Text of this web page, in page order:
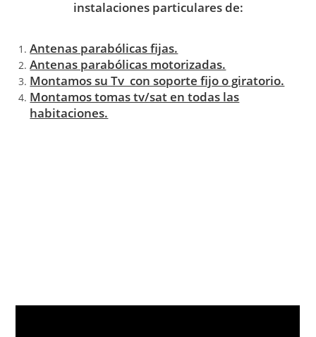
instalaciones particulares de:
Antenas parabólicas fijas.
Antenas parabólicas motorizadas.
Montamos su Tv con soporte fijo o giratorio.
Montamos tomas tv/sat en todas las
habitaciones.